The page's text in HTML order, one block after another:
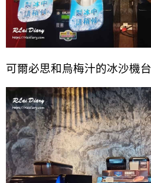
可爾必思和烏梅汁的冰沙機台